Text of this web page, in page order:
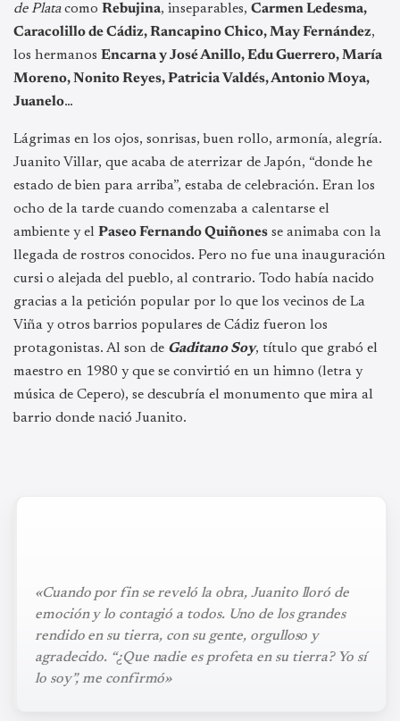
de Platacomo Rebujina, inseparables, Carmen Ledesma,
Caracolillo de Cádiz, Rancapino Chico, May Fernández,
los hermanos Encarna y José Anillo, Edu Guerrero, María
Moreno, Nonito Reyes, Patricia Valdés, Antonio Moya,
Juanelo…
Lágrimas en los ojos, sonrisas, buen rollo, armonía, alegría.
Juanito Villar, que acaba de aterrizar de Japón, “donde he
estado de bien para arriba”, estaba de celebración. Eran los
ocho de la tarde cuando comenzaba a calentarse el
ambiente y el Paseo Fernando Quiñones se animaba con la
llegada de rostros conocidos. Pero no fue una inauguración
cursi o alejada del pueblo, al contrario. Todo había nacido
gracias a la petición popular por lo que los vecinos de La
Viña y otros barrios populares de Cádiz fueron los
protagonistas. Al son de Gaditano Soy, título que grabó el
maestro en 1980 y que se convirtió en un himno (letra y
música de Cepero), se descubría el monumento que mira al
barrio donde nació Juanito.
«Cuando por fin se reveló la obra, Juanito lloró de
emoción y lo contagió a todos. Uno de los grandes
rendido en su tierra, con su gente, orgulloso y
agradecido. “¿Que nadie es profeta en su tierra? Yo sí
lo soy”, me confirmó»